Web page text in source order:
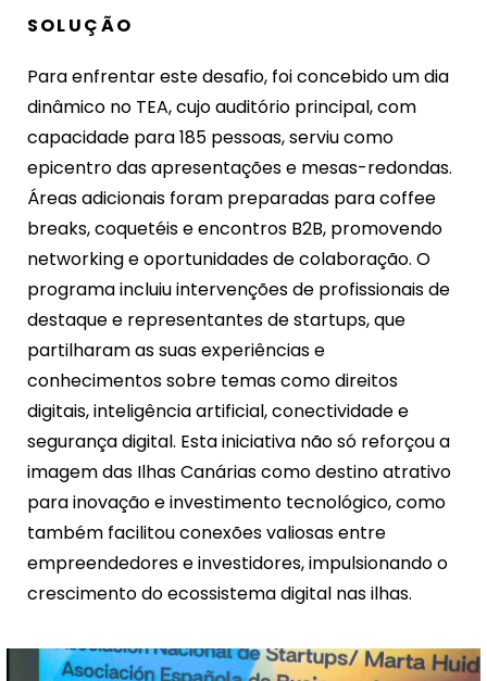
SOLUÇÃO
Para enfrentar este desafio, foi concebido um dia
dinâmico no TEA, cujo auditório principal, com
capacidade para 185 pessoas, serviu como
epicentro das apresentações e mesas-redondas.
Áreas adicionais foram preparadas para coffee
breaks, coquetéis e encontros B2B, promovendo
networking e oportunidades de colaboração. O
programa incluiu intervenções de profissionais de
destaque e representantes de startups, que
partilharam as suas experiências e
conhecimentos sobre temas como direitos
digitais, inteligência artificial, conectividade e
segurança digital. Esta iniciativa não só reforçou a
imagem das Ilhas Canárias como destino atrativo
para inovação e investimento tecnológico, como
também facilitou conexões valiosas entre
empreendedores e investidores, impulsionando o
crescimento do ecossistema digital nas ilhas.